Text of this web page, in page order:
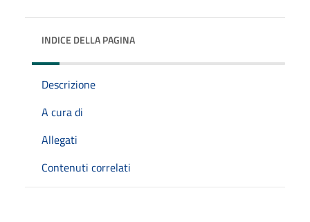
INDICE DELLA PAGINA
Descrizione
A cura di
Allegati
Contenuti correlati